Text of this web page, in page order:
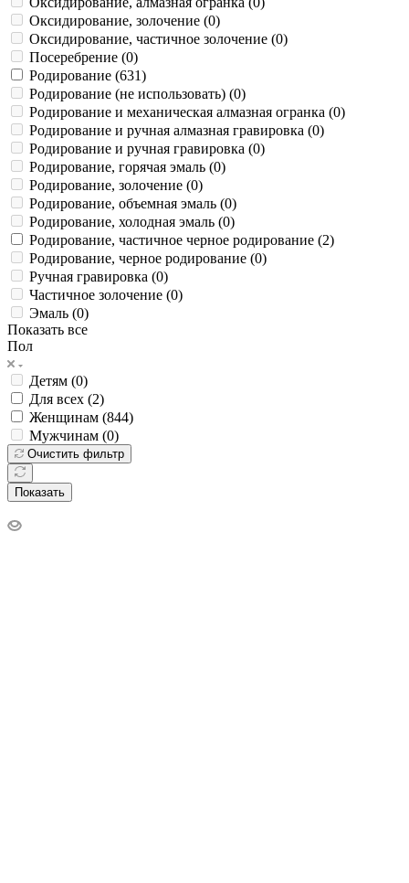
Оксидирование, золочение (0)
Оксидирование, частичное золочение (0)
Посеребрение (0)
Родирование (631)
Родирование (не использовать) (0)
Родирование и механическая алмазная огранка (0)
Родирование и ручная алмазная гравировка (0)
Родирование и ручная гравировка (0)
Родирование, горячая эмаль (0)
Родирование, золочение (0)
Родирование, объемная эмаль (0)
Родирование, холодная эмаль (0)
Родирование, частичное черное родирование (2)
Родирование, черное родирование (0)
Ручная гравировка (0)
Частичное золочение (0)
Эмаль (0)
Показать все
Пол
Детям (0)
Для всех (2)
Женщинам (844)
Мужчинам (0)
Очистить фильтр
Показать